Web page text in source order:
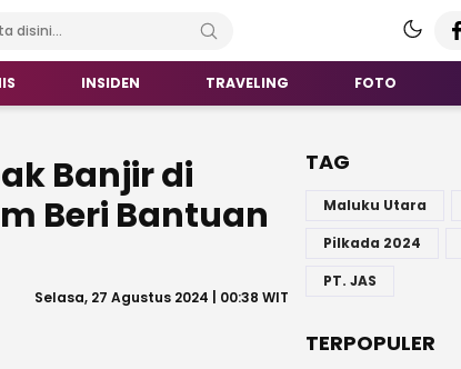
INSIDEN TRAVELING FOTO
Banjir di
Beri Bantuan
Selasa, 27 Agustus 2024 | 00:38 WIT
TAG
Maluku Utara
Pilkada 2024
PT. JAS
TERPOPULER